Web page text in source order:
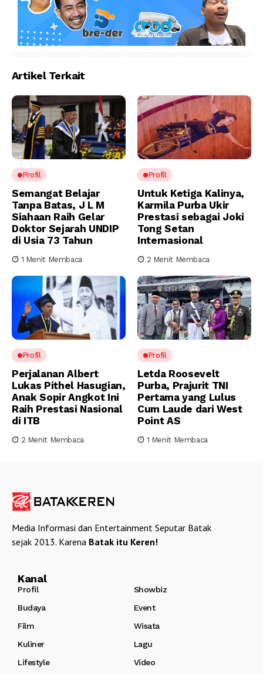
Artikel Terkait
Profil
Semangat Belajar
Tanpa Batas, J L M
Siahaan Raih Gelar
Doktor Sejarah UNDIP
di Usia 73 Tahun
1 Menit Membaca
Profil
Untuk Ketiga Kalinya,
Karmila Purba Ukir
Prestasi sebagai Joki
Tong Setan
Internasional
2 Menit Membaca
Profil
Perjalanan Albert
Lukas Pithel Hasugian,
Anak Sopir Angkot Ini
Raih Prestasi Nasional
di ITB
2 Menit Membaca
Profil
Letda Roosevelt
Purba, Prajurit TNI
Pertama yang Lulus
Cum Laude dari West
Point AS
1 Menit Membaca
Media Informasi dan Entertainment Seputar Batak
sejak 2013. Karena Batak itu Keren!
Kanal
Profil
Showbiz
Budaya
Event
Film
Wisata
Kuliner
Lagu
Lifestyle
Video